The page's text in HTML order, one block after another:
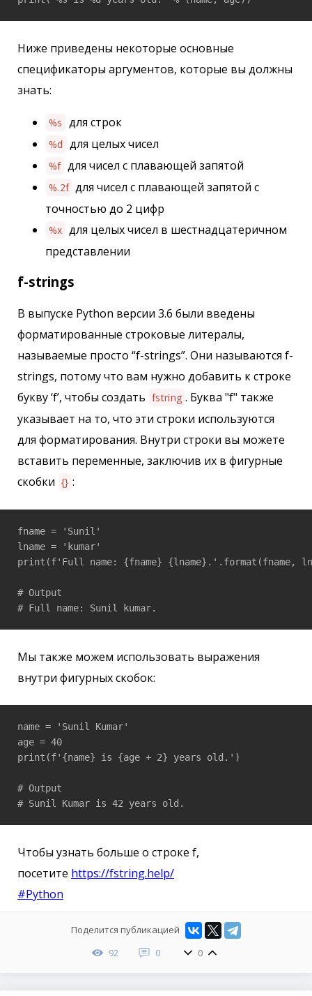
Ниже приведены некоторые основные
спецификаторы аргументов, которые вы должны
знать:
%s для строк
%d для целых чисел
%f для чисел с плавающей запятой
%.2f для чисел с плавающей запятой с
точностью до 2 цифр
%x для целых чисел в шестнадцатеричном
представлении
f-strings
В выпуске Python версии 3.6 были введены
форматированные строковые литералы,
называемые просто “f-strings”. Они называются f-
strings, потому что вам нужно добавить к строке
букву ‘f’, чтобы создать fstring . Буква "f" также
указывает на то, что эти строки используются
для форматирования. Внутри строки вы можете
вставить переменные, заключив их в фигурные
скобки {} :
fname = 'Sunil'
lname = 'kumar'
print(f'Full name: {fname} {lname}.'.format(fname,
# Output
# Full name: Sunil kumar.
Мы также можем использовать выражения
внутри фигурных скобок:
name = 'Sunil Kumar'
age = 40
print(f'{name} is {age + 2} years old.')
# Output
# Sunil Kumar is 42 years old.
Чтобы узнать больше о строке f,
посетите https://fstring.help/
#Python
Поделится публикацией
92
0 0